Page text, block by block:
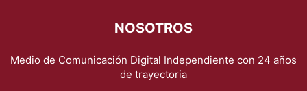
NOSOTROS
Medio de Comunicación Digital Independiente con 24 años
de trayectoria